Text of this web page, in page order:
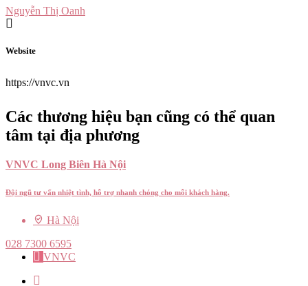
Nguyễn Thị Oanh
Website
https://vnvc.vn
Các thương hiệu bạn cũng có thể quan
tâm tại địa phương
VNVC Long Biên Hà Nội
Đội ngũ tư vấn nhiệt tình, hỗ trợ nhanh chóng cho mỗi khách hàng.
Hà Nội
028 7300 6595
VNVC